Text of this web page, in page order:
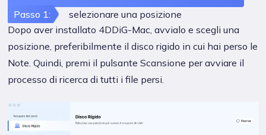
Passo 1:
selezionare una posizione
Dopo aver installato 4DDiG-Mac, avvialo e scegli una
posizione, preferibilmente il disco rigido in cui hai perso le
Note. Quindi, premi il pulsante Scansione per avviare il
processo di ricerca di tutti i file persi.